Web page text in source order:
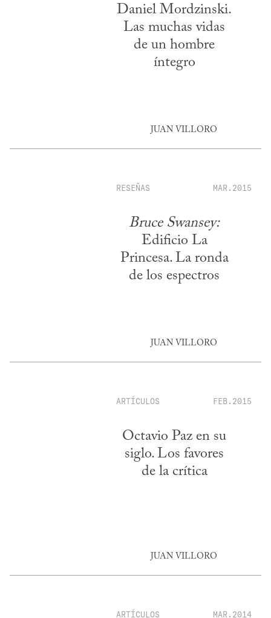
Daniel Mordzinski.
Las muchas vidas
de un hombre
íntegro
JUAN VILLORO
RESEÑAS MAR.2015
Bruce Swansey:
Edificio La
Princesa. La ronda
de los espectros
JUAN VILLORO
ARTÍCULOS FEB.2015
Octavio Paz en su
siglo. Los favores
de la crítica
JUAN VILLORO
ARTÍCULOS MAR.2014